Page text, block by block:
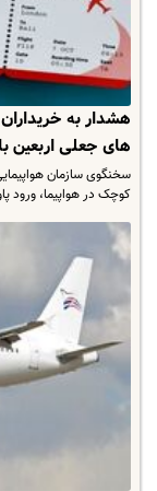
هشدار به
های جعلی اربعین
سخنگوی سازمان
کوچک در هواپیما، ورود